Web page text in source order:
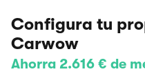
Configura tu
Carwow
Ahorra 2.616 € de